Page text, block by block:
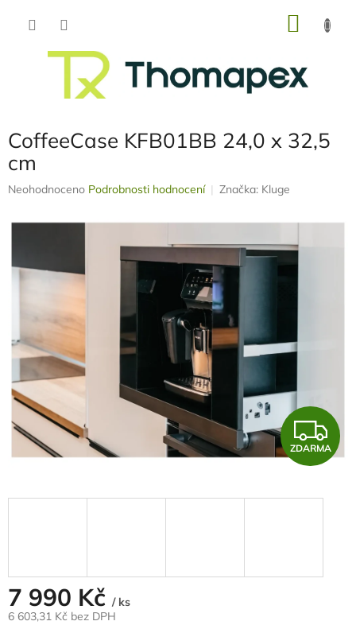
CoffeeCase KFB01BB 24,0 x 32,5
cm
Průměrné
produktu
z
Neohodnoceno Podrobnosti hodnocení Značka: Kluge
Z
D
ZDARMA
7 990 Kč / ks
6 603,31 Kč bez DPH